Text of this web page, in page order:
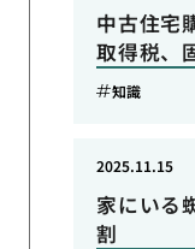
中古住宅
取得税、
知識
家にいる
割
2025.11.15